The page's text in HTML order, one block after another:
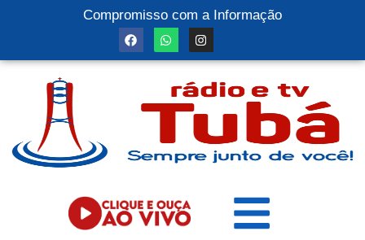
Compromisso com a Informação